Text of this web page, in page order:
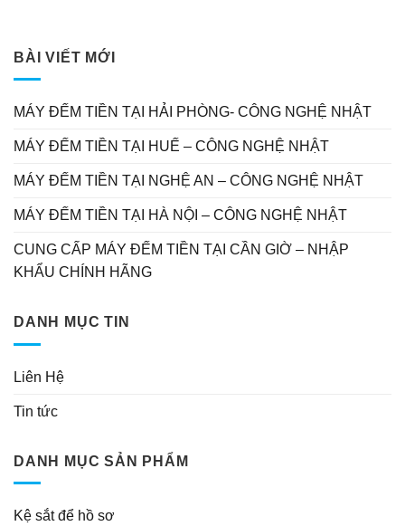
BÀI VIẾT MỚI
MÁY ĐẾM TIỀN TẠI HẢI PHÒNG- CÔNG NGHỆ NHẬT
MÁY ĐẾM TIỀN TẠI HUẾ – CÔNG NGHỆ NHẬT
MÁY ĐẾM TIỀN TẠI NGHỆ AN – CÔNG NGHỆ NHẬT
MÁY ĐẾM TIỀN TẠI HÀ NỘI – CÔNG NGHỆ NHẬT
CUNG CẤP MÁY ĐẾM TIỀN TẠI CẦN GIỜ – NHẬP
KHẨU CHÍNH HÃNG
DANH MỤC TIN
Liên Hệ
Tin tức
DANH MỤC SẢN PHẨM
Kệ sắt để hồ sơ